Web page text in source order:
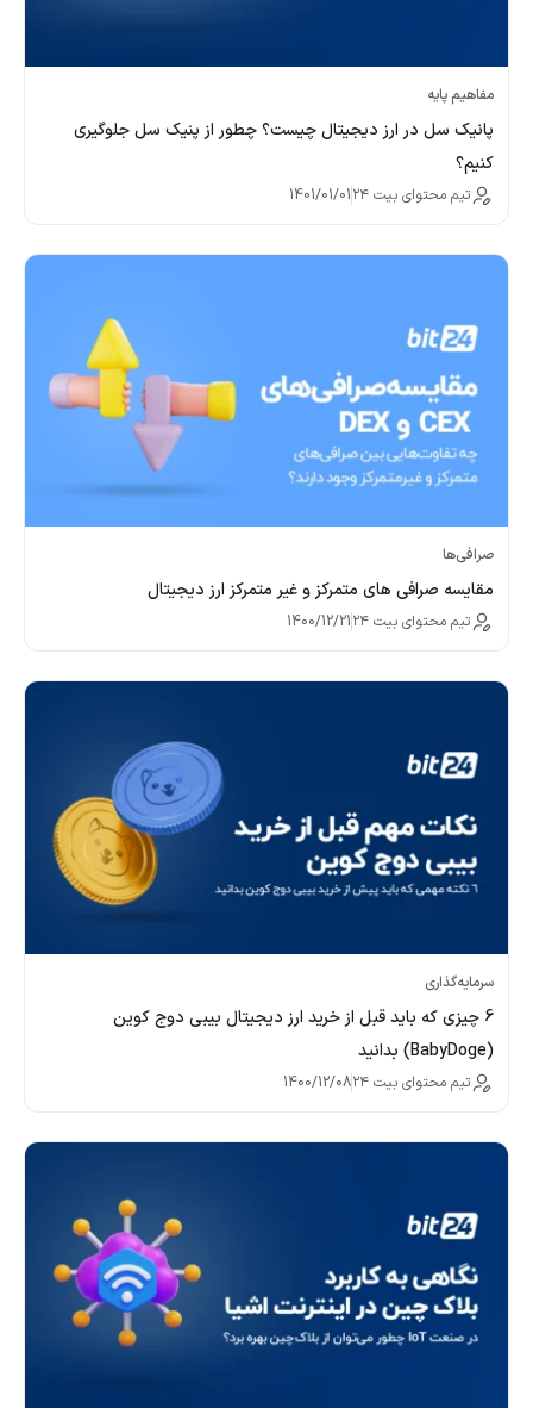
مفاهیم پایه
پانیک سل در ارز دیجیتال چیست؟ چطور از پنیک سل جلوگیری
کنیم؟
تیم محتوای بیت ۲۴ 1401/01/01
صرافی‌ها
مقایسه صرافی های متمرکز و غیر متمرکز ارز دیجیتال
تیم محتوای بیت ۲۴ 1400/12/21
سرمایه‌گذاری
6 چیزی که باید قبل از خرید ارز دیجیتال بیبی دوج کوین
(BabyDoge) بدانید
تیم محتوای بیت ۲۴ 1400/12/08